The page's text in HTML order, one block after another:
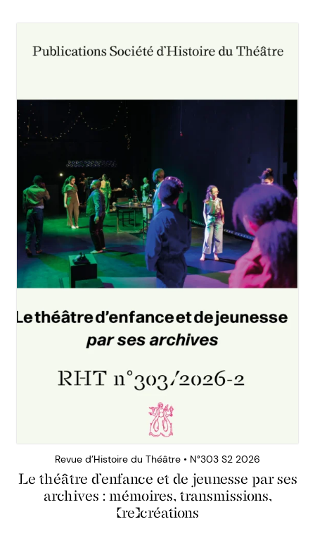
Revue d’Histoire du Théâtre • N°303 S2 2026
Le théâtre d’enfance et de jeunesse par ses
archives : mémoires, transmissions,
(re)créations